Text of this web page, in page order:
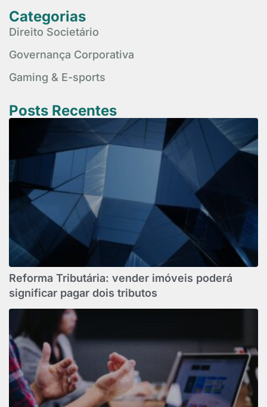
Categorias
Direito Societário
Governança Corporativa
Gaming & E-sports
Posts Recentes
Reforma Tributária: vender imóveis poderá
significar pagar dois tributos